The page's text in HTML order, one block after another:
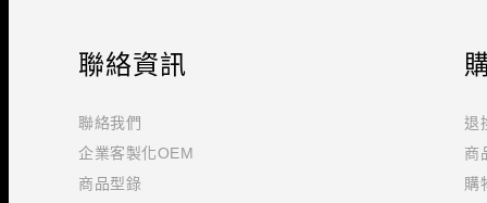
聯絡資訊
聯絡我們
企業客製化OEM
商品型錄
退
商
購